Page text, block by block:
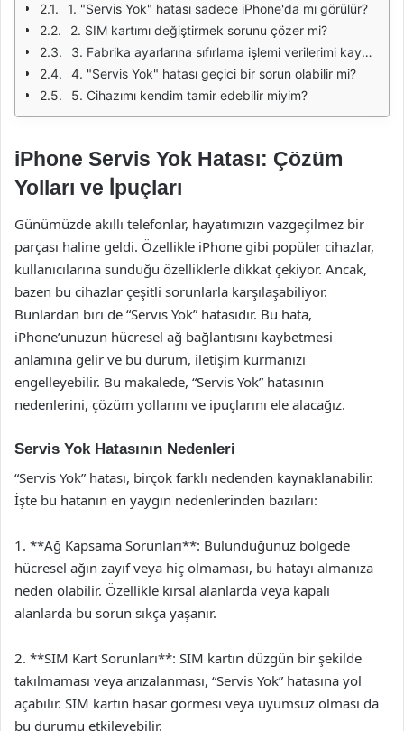
1. "Servis Yok" hatası sadece iPhone'da mı görülür?
2. SIM kartımı değiştirmek sorunu çözer mi?
3. Fabrika ayarlarına sıfırlama işlemi verilerimi kaybetmeme neden olur mu?
4. "Servis Yok" hatası geçici bir sorun olabilir mi?
5. Cihazımı kendim tamir edebilir miyim?
iPhone Servis Yok Hatası: Çözüm
Yolları ve İpuçları
Günümüzde akıllı telefonlar, hayatımızın vazgeçilmez bir
parçası haline geldi. Özellikle iPhone gibi popüler cihazlar,
kullanıcılarına sunduğu özelliklerle dikkat çekiyor. Ancak,
bazen bu cihazlar çeşitli sorunlarla karşılaşabiliyor.
Bunlardan biri de “Servis Yok” hatasıdır. Bu hata,
iPhone’unuzun hücresel ağ bağlantısını kaybetmesi
anlamına gelir ve bu durum, iletişim kurmanızı
engelleyebilir. Bu makalede, “Servis Yok” hatasının
nedenlerini, çözüm yollarını ve ipuçlarını ele alacağız.
Servis Yok Hatasının Nedenleri
“Servis Yok” hatası, birçok farklı nedenden kaynaklanabilir.
İşte bu hatanın en yaygın nedenlerinden bazıları:
1. **Ağ Kapsama Sorunları**: Bulunduğunuz bölgede
hücresel ağın zayıf veya hiç olmaması, bu hatayı almanıza
neden olabilir. Özellikle kırsal alanlarda veya kapalı
alanlarda bu sorun sıkça yaşanır.
2. **SIM Kart Sorunları**: SIM kartın düzgün bir şekilde
takılmaması veya arızalanması, “Servis Yok” hatasına yol
açabilir. SIM kartın hasar görmesi veya uyumsuz olması da
bu durumu etkileyebilir.